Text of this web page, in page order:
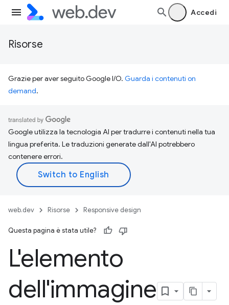
Accedi
Risorse
Grazie per aver seguito Google I/O. Guarda i contenuti on
demand.
Google utilizza la tecnologia AI per tradurre i contenuti nella tua
lingua preferita. Le traduzioni generate dall'AI potrebbero
contenere errori.
web.dev Risorse Responsive design
Questa pagina è stata utile?
L'elemento
dell'immagine